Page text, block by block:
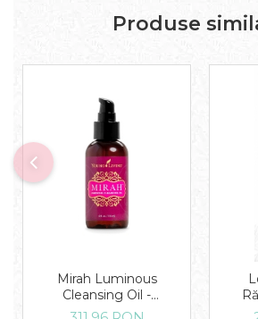
Produse
Mirah Luminous
Cleansing Oil -
demachiant pe baza de